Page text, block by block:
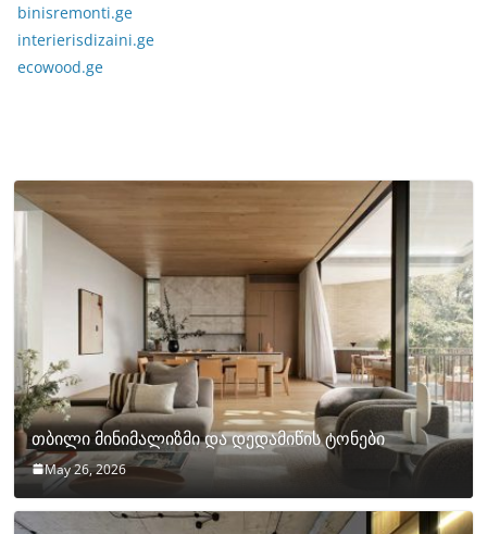
binisremonti.ge
interierisdizaini.ge
ecowood.ge
თბილი მინიმალიზმი და დედამიწის ტონები
May 26, 2026